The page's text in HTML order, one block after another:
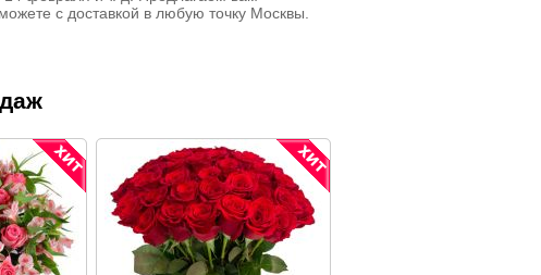
с доставкой в любую точку Москвы.